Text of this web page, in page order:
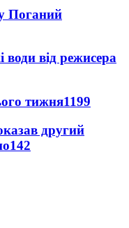
Поганий
від режисера
тижня1199
другий
142